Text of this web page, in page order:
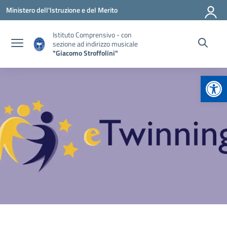
Vai ai contenuti
Vai al menu di navigazione
Vai al footer
Ministero dell'Istruzione e del Merito
Istituto Comprensivo - con
sezione ad indirizzo musicale
"Giacomo Stroffolini"